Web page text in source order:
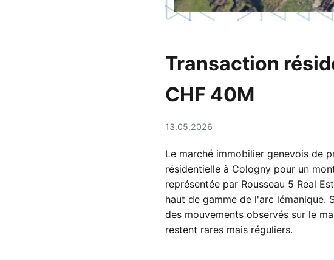
Transaction
CHF 40M
13.05.2026
Le marché immobilier genevois de
résidentielle à Cologny pour un
représentée par Rousseau 5 Real
haut de gamme de l'arc lémanique.
des mouvements observés sur le
restent rares mais réguliers.